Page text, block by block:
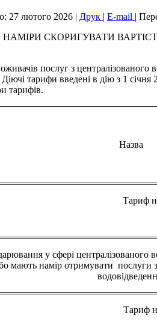
27 лютого 2026 | Друк | E-mail |
СКОРИГУВАТИ
послуг з централізованого
тарифи введені в дію з 1
тарифів.
Назва
Тариф
у сфері централізованого
мають намір отримувати послуги з
Тариф